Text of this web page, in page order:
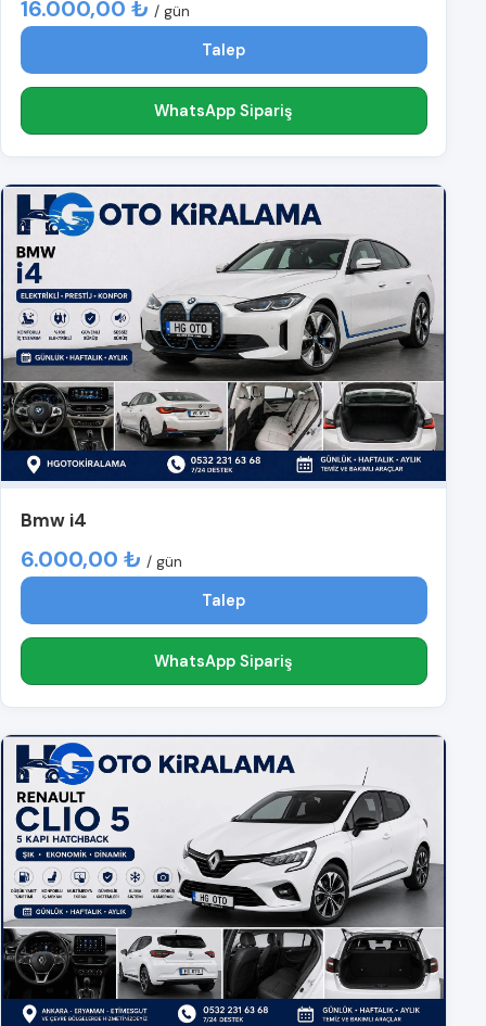
16.000,00 ₺ / gün
Talep
WhatsApp Sipariş
Bmw i4
6.000,00 ₺ / gün
Talep
WhatsApp Sipariş